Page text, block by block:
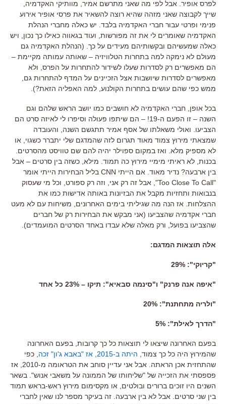
לפרס אופיר. אבל לפי מה שאני מתרשם אמיר, מוותיקי האקדמיה,
שייך לקבוצה שאני מזהה שהיא רוצה להשאיר את פרסי אופיר אירוע
פנימי ופרטי עבור חברי האקדמיה בלבד. יש כאלה מחברי הנהלת
האקדמיה שאומרים לי את זה מפורשות, ועוד בגאווה כאילו כך נכון, ויש
כאלה שמעשיהם ובקשותיהם מעידים על כך. (הנהלת האקדמיה גם
מעולם לא נימקה למה בתחרות הטלוויזיה – שאותה עמותה מקיימת –
הם מאפשרים רק לסדרות שעלו לשידור להתחרות על הפרס, ולא
מאפשרים לסדרות שיושבות אצל הזכיינים על המדף להתחרות גם,
ממש כפי שהם עושים בתחרות הקולנוע, למה האפליה הזאת?).
בכל אופן, חברי האקדמיה לא חושבים כמו יושב הראש שלהם וגם
השנה – זו הפעם ה-19! – הם שיתפו פעולה וסיפרו לי לאיזה סרט הם
הצביעו. ואולי משאלתו של אסף אמיר תתגשם השנה, והעובדה
שמצאתי מירוץ צמוד מאוד תגרום לזה שהמדגם שלי יתברר כשגוי, או
לא מספיק מלא. ואז במקום ספוילר יהיה להם שם טוויסט מהסרטים.
בכנות, לא ראיתי מימיי מירוץ כה תמוד. מילא, כשזה בין סרטים – אבל
בין ארבעה? נדיר מאוד. אם הייתי CNN בליל הבחירות הייתי אומר
"Too Close To Call", אבל זה רק אני, וזה רק ספורט, וכל מי שעסוק
בנבואות ותחזיות מקבל את הבזיונות באותה אדישות כמו את
ההצלחות. אז הנה מה שגיליתי בימים האחרונים, משיחות עם לא מעט
חברי אקדמיה שהצביעו (אני מבקש את הבחירות רק של חברים
שהצביעו בפועל, ורק מאלה שלא עבדו באחד הסרטים המועמדים).
אלה תוצאות המדגם:
"קריוקי": 29%
"איפה אנה פרנק" ו"סינמה סבאיא": תיקו – 23% כל אחד
"ולריה מתחתנת": 20%
"הדרך לאילת": 5%
בפעם האחרונה שיצאו לי תוצאות כל כך קרובות, בפעם האחרונה
שהמירוץ היה כל כך צמוד, היתה ב-2015, אז "באבא ג'ון" זכה
, כפי
שהתחזית אכן הראתה. אבל אני עדיין סוחב את הטראומה מ-2010, אז
פספסתי את הזכייה של "שליחותו של הממונה על משאבי אנוש". בשאר
השנים היו זוכים ברורים ובולטים, או מקסימום מירוץ ראש-בראש תמוד
בין שני סרטים. אבל לא בין ארבעה. זה בעיקר מספר לנו שאין לחברי